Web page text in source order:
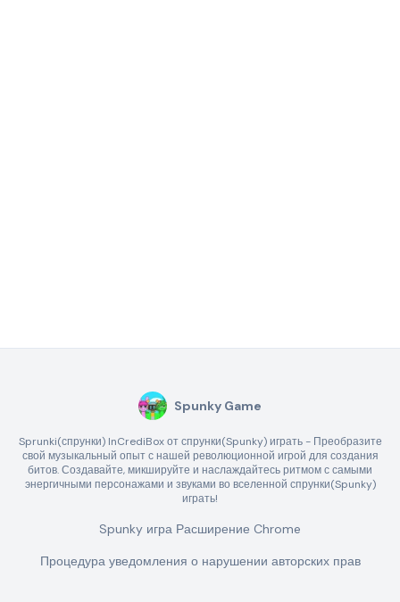
Spunky Game
Sprunki(спрунки) InCrediBox от спрунки(Spunky) играть - Преобразите
свой музыкальный опыт с нашей революционной игрой для создания
битов. Создавайте, микшируйте и наслаждайтесь ритмом с самыми
энергичными персонажами и звуками во вселенной спрунки(Spunky)
играть!
Spunky игра Расширение Chrome
Процедура уведомления о нарушении авторских прав